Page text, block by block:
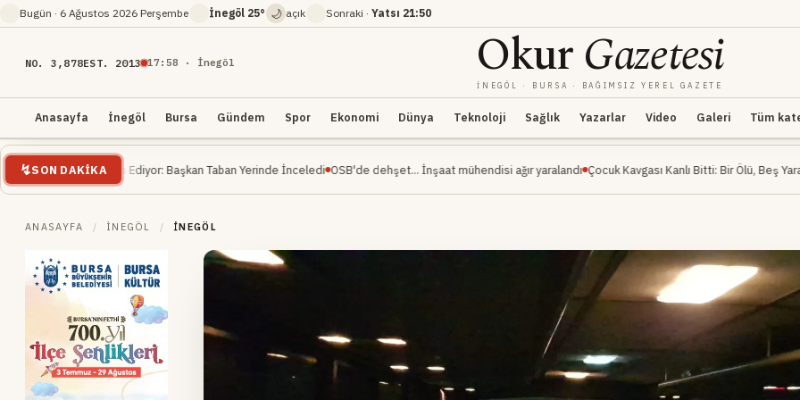
Bugün · 6 Ağustos 2026 Perşembe İnegöl 25° 🌙 açık Sonraki · Yatsı 21:50
NO. 3,878EST. 2013 17:58 · İnegöl OkurGazetesi
İNEGÖL · BURSA · BAĞIMSIZ YEREL GAZETE
Anasayfa İnegöl Bursa Gündem Spor Ekonomi Dünya Teknoloji Sağlık Yazarlar Video Galeri Tüm
SON DAKIKA
Devam Ediyor: Başkan Taban Yerinde İnceledi OSB'de dehşet... İnşaat mühendisi ağır yaralandı Çocuk Kavgası Kanlı Bitti: Bir Ölü, Beş Yaralı İnegöl Millet
ANASAYFA / İNEGÖL / İNEGÖL